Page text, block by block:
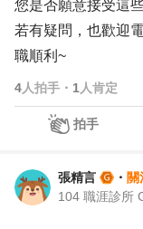
您是否願意接受這
若有疑問，也歡迎
職順利~
4人拍手 ・ 1 人肯定
拍手
張精言 ・ 關
104 職涯診所